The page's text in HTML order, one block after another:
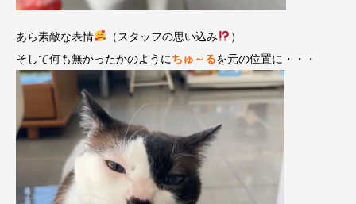
あら素敵な表情 （スタッフの思い込み
）
そして何も無かったかのようにちゅ～るを元の位置に・・・